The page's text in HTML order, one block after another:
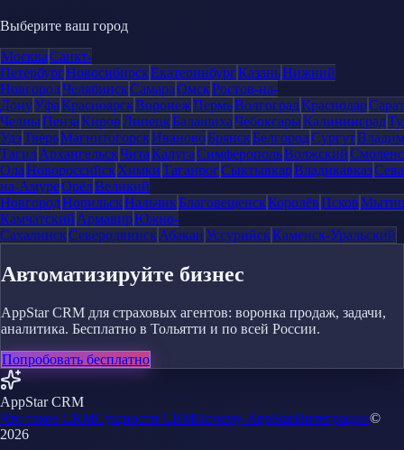
Выберите ваш город
МоскваСанкт-
ПетербургНовосибирскЕкатеринбургКазаньНижний
НовгородЧелябинскСамараОмскРостов-на-
ДонуУфаКрасноярскВоронежПермьВолгоградКраснодар
ЧелныПензаКировЛипецкБалашихаЧебоксарыКалининград
УдэТверьМагнитогорскИвановоБрянскБелгородСургут
ТагилАрхангельскЧитаКалугаСимферопольВолжский
ОлаНовороссийскХимкиТаганрогСыктывкарВладикавказ
на-АмуреОрёлВеликий
НовгородНорильскНальчикБлаговещенскКоролёвПсков
Камчатский АрмавирЮжно-
СахалинскСеверодвинскАбаканУссурийскКаменск-Уральский
Автоматизируйте бизнес
AppStar CRM для страховых агентов: воронка продаж, задачи,
аналитика. Бесплатно в Тольятти и по всей России.
Попробовать бесплатно
AppStar CRM
Что такое CRMСущности CRMПочему AppStarИнтеграции©
2026